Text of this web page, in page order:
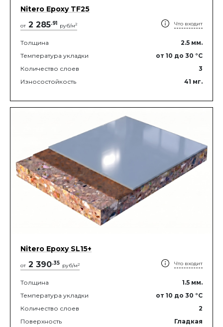
Nitero Epoxy TF25
от 2 285.91 руб/м2 Что входит
Толщина 2.5 мм.
Температура укладки
от 10 до 30 °C
Количество слоев
3
Износостойкость
41 мг.
Nitero Epoxy SL15+
от 2 390.35 руб/м2 Что входит
Толщина 1.5 мм.
Температура укладки
от 10 до 30 °C
Количество слоев
2
Поверхность
Гладкая